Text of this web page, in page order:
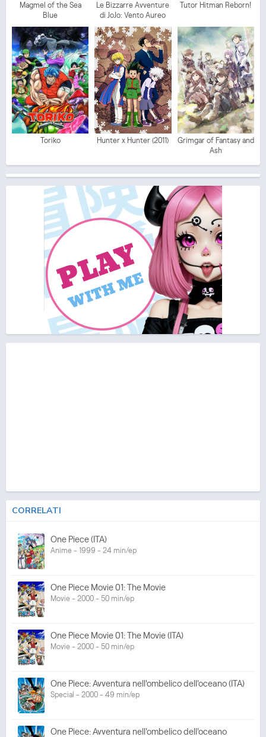
Magmel of the Sea
Blue
Le Bizzarre Avventure
di JoJo: Vento Aureo
Tutor Hitman Reborn!
Toriko Hunter x Hunter (2011)
Grimgar of Fantasy and
Ash
CORRELATI
One Piece (ITA)
Anime - 1999 - 24 min/ep
One Piece Movie 01: The Movie
Movie - 2000 - 50 min/ep
One Piece Movie 01: The Movie (ITA)
Movie - 2000 - 50 min/ep
One Piece: Avventura nell'ombelico dell'oceano (ITA)
Special - 2000 - 49 min/ep
One Piece: Avventura nell'ombelico dell'oceano